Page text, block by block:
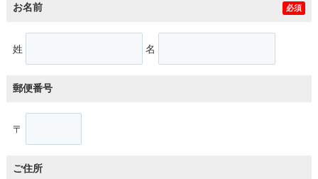
お名前 必須
姓 名
郵便番号
〒
ご住所